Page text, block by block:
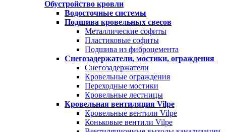
Обустройство кровли
Водосточные системы
Подшива кровельных свесов
Металлические софиты
Пластиковые софиты
Подшива из фиброцемента
Снегозадержатели, мостики, ограждения
Снегозадержатели
Кровельные ограждения
Переходные мостики
Кровельные лестницы
Кровельная вентиляция Vilpe
Кровельные вентили Vilpe
Коньковые вентили Vilpe